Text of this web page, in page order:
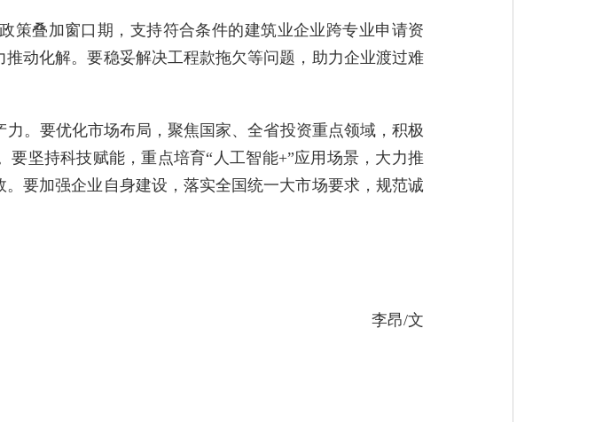
策叠加窗口期，支持符合条件的建筑业企业跨专业申请资
动化解。要稳妥解决工程款拖欠等问题 ，助力企业渡过难
。 要优化市场布局 ，聚焦国家、全省投资重点领域，积极
坚持科技赋能，重点培育“人工智能+”应用场景，大力推
。要加强企业自身建设，落实全国统一大市场要求，规范诚
李昂/文